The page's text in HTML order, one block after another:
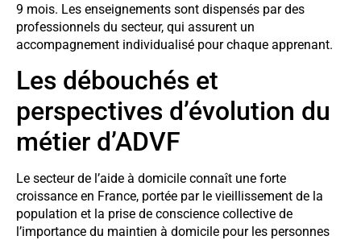
9 mois. Les enseignements sont dispensés par des
professionnels du secteur, qui assurent un
accompagnement individualisé pour chaque apprenant.
Les débouchés et
perspectives d’évolution du
métier d’ADVF
Le secteur de l’aide à domicile connaît une forte
croissance en France, portée par le vieillissement de la
population et la prise de conscience collective de
l’importance du maintien à domicile pour les personnes